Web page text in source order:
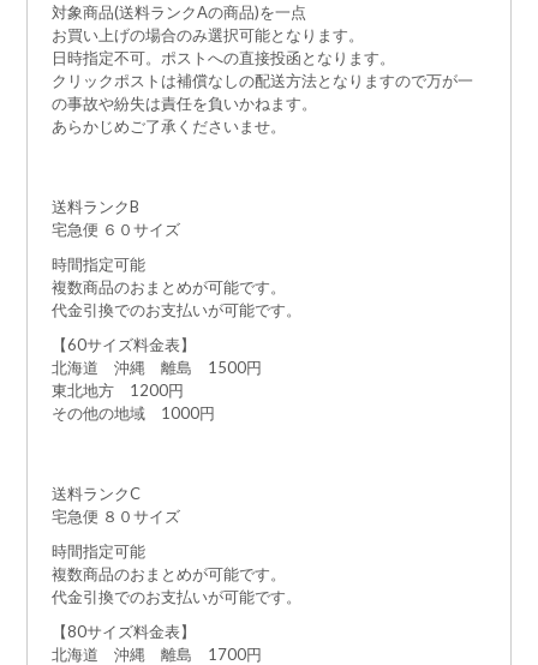
対象商品(送料ランクAの商品)を一点
お買い上げの場合のみ選択可能となります。
日時指定不可。ポストへの直接投函となります。
クリックポストは補償なしの配送方法となりますので万が一
の事故や紛失は責任を負いかねます。
あらかじめご了承くださいませ。
送料ランクB
宅急便 ６０サイズ
時間指定可能
複数商品のおまとめが可能です。
代金引換でのお支払いが可能です。
【60サイズ料金表】
北海道 沖縄 離島 1500円
東北地方 1200円
その他の地域 1000円
送料ランクC
宅急便 ８０サイズ
時間指定可能
複数商品のおまとめが可能です。
代金引換でのお支払いが可能です。
【80サイズ料金表】
北海道 沖縄 離島 1700円